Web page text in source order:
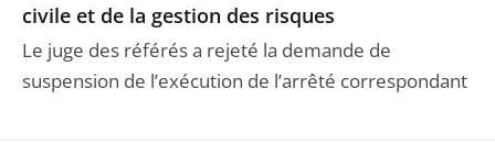
civile et de la gestion des risques
Le juge des référés a rejeté la demande de
suspension de l’exécution de l’arrêté correspondant